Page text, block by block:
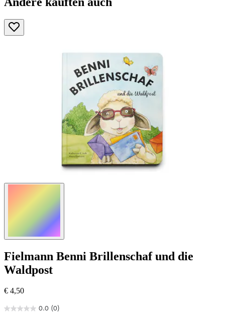
Fielmann Benni Brillenschaf und die
Waldpost
€ 4,50
0.0 (0)